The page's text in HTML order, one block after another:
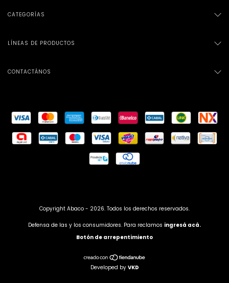
CATEGORÍAS
LÍNEAS DE PRODUCTOS
CONTACTÁNOS
Copyright Abaco - 2026. Todos los derechos reservados.
Defensa de las y los consumidores. Para reclamos ingresá acá.
Botón de arrepentimiento
Developed by VKD